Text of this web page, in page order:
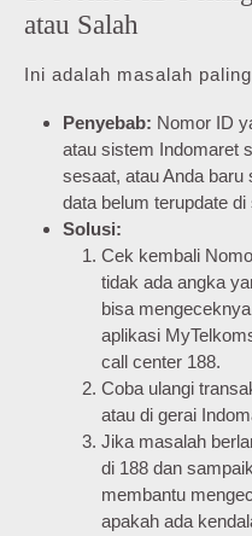
atau Salah
Ini adalah masalah
Penyebab: Nomor ID
atau sistem Indomaret
sesaat, atau Anda baru
data belum terupdate di
Solusi:
Cek kembali
tidak ada angka
bisa
aplikasi
call center 188.
Coba ulangi
atau di gerai
Jika masalah
di 188 dan
membantu
apakah ada